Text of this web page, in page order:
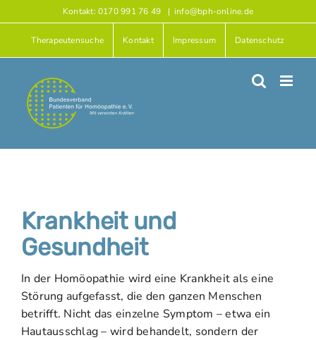
Inhalt
springen
Kontakt: 0170 991 76 49 | info@bph-online.de
Therapeutensuche Kontakt Impressum Datenschutz
Krankheit und
Gesundheit
In der Homöopathie wird eine Krankheit als eine
Störung aufgefasst, die den ganzen Menschen
betrifft. Nicht das einzelne Symptom – etwa ein
Hautausschlag – wird behandelt, sondern der